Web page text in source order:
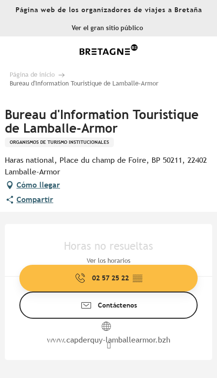
AllerPágina web de los organizadores de viajes a Bretaña
Ver el gran sitio público
Página de inicio
Bureau d'Information Touristique de Lamballe-Armor
Bureau d'Information Touristique
de Lamballe-Armor
ORGANISMOS DE TURISMO INSTITUCIONALES
Haras national, Place du champ de Foire, BP 50211, 22402
Lamballe-Armor
Cómo llegar
Compartir
Horas no resueltas
Ver los horarios
02 57 25 22 ▒▒
Contáctenos
www.capderquy-lamballearmor.bzh